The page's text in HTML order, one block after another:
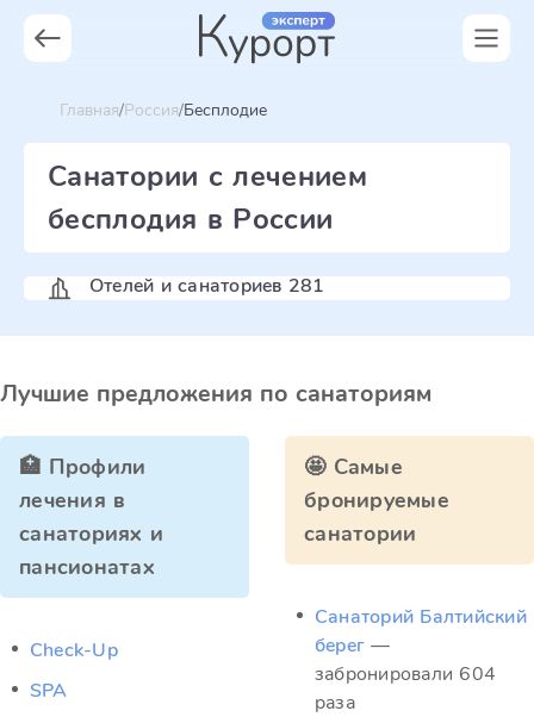
Главная Россия Бесплодие
Санатории с лечением
бесплодия в России
Отелей и санаториев 281
Лучшие предложения по санаториям
🏥 Профили
лечения в
санаториях и
пансионатах
Check-Up
SPA
🤩 Самые
бронируемые
санатории
Санаторий Балтийский
берег —
забронировали 604
раза